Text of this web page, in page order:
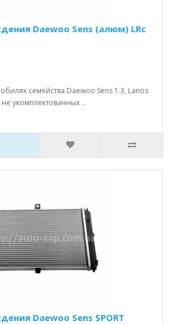
Daewoo Sens (алюм) LRc
семейства Daewoo Sens 1.3, Lanos
укомплектованных ..
Daewoo Sens SPORT